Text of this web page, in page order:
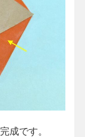
成です。